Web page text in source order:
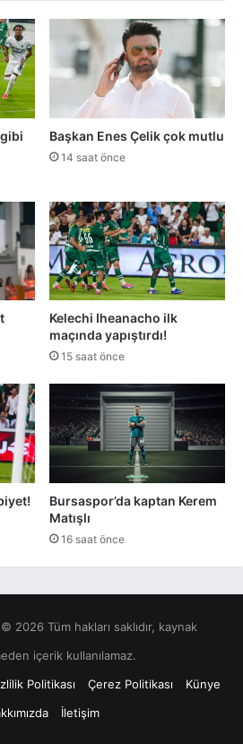
Başkan Enes Çelik çok mutlu
14 saat önce
Kelechi Iheanacho ilk
maçında yapıştırdı!
15 saat önce
Bursaspor’da kaptan Kerem
Matışlı
16 saat önce
2026 Tüm hakları saklıdır, kaynak
içerik kullanılamaz.
Politikası Çerez Politikası
Künye
İletişim